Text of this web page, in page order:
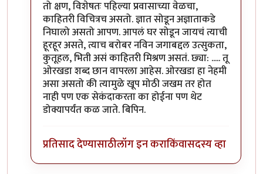
तो क्षण, विशेषतः पहिल्या प्रवासाच्या वेळचा,
काहितरी विचित्रच असतो. ज्ञात सोडून अज्ञाताकडे
निघालो असतो आपण. आपलं घर सोडून जायचं त्याची
हूरहूर असते, त्याच बरोबर नविन जगाबद्दल उत्सुकता,
कुतूहल, भिती असं काहितरी मिश्रण असतं. छ्या: ..... तू
ओरखडा शब्द छान वापरला आहेस. ओरखडा हा नेहमी
असा असतो की त्यामुळे खूप मोठी जखम तर होत
नाही पण एक सेकंदाकरता का होईना पण थेट
डोक्यापर्यंत कळ जाते. बिपिन.
प्रतिसाद देण्यासाठीलॉग इन कराकिंवासदस्य व्हा